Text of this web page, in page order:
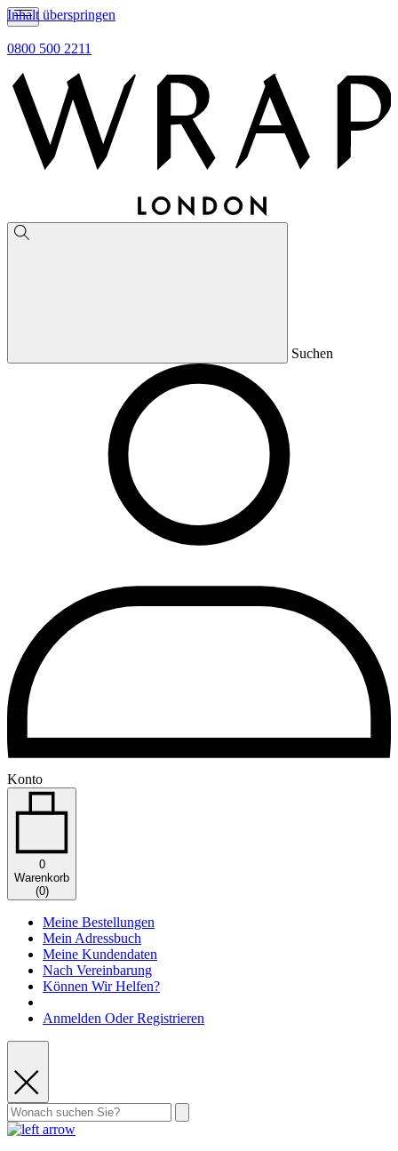
Inhalt überspringen
0800 500 2211
Suchen
Konto
0
Warenkorb
(0)
Meine Bestellungen
Mein Adressbuch
Meine Kundendaten
Nach Vereinbarung
Können Wir Helfen?
Anmelden Oder Registrieren